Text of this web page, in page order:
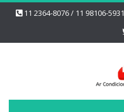
11 2364-8076 / 11 98106-5931